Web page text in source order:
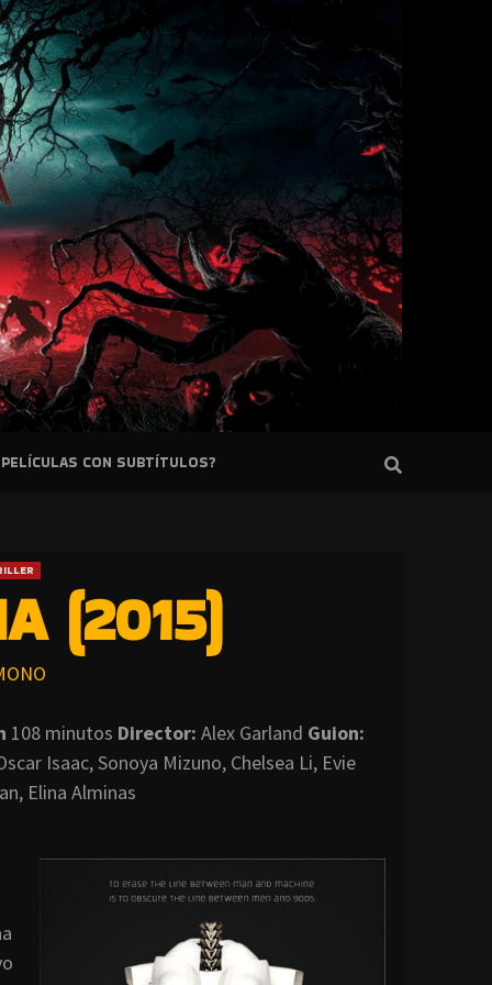
PELÍCULAS CON SUBTÍTULOS?
(2015)
108 minutos Director: Alex Garland Guion:
Isaac, Sonoya Mizuno, Chelsea Li, Evie
Elina Alminas